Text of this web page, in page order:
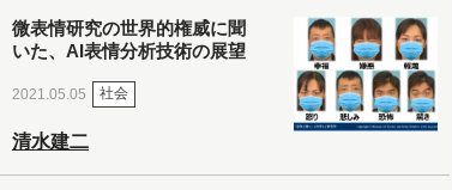
微表情研究の世界的権威に聞
いた、AI表情分析技術の展望
2021.05.05 社会
清水建二